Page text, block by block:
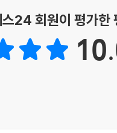
하지 않는다
인간이 불행한 이유는 사
24 회원이 평가한